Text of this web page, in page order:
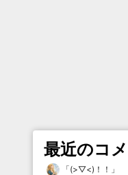
最近のコ
「(>▽<)！！ 」